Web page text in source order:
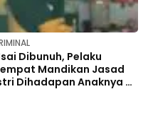
Dibunuh, Pelaku
Mandikan Jasad
Dihadapan Anaknya di